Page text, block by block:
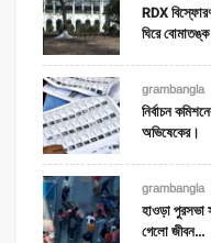
RDX
ঘিরে
grambangla
নির্বাচন
অভিষেকের।
grambangla
হাওড়া পুরসভা
গেলো জীবন…